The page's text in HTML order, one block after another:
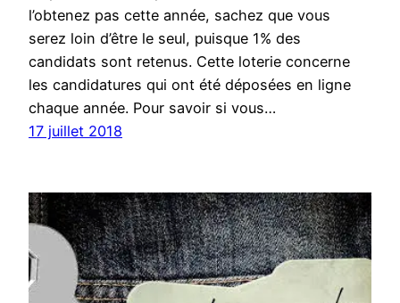
l’obtenez pas cette année, sachez que vous
serez loin d’être le seul, puisque 1% des
candidats sont retenus. Cette loterie concerne
les candidatures qui ont été déposées en ligne
chaque année. Pour savoir si vous…
17 juillet 2018